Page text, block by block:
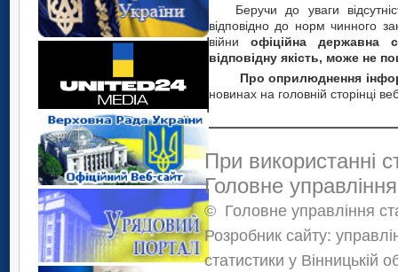
Беручи до уваги
відповідно до норм чинного
війни офіційна державна
відповідну якість, може не
Про оприлюднення
новинах на головній сторінці
При використанні
Головне
© Головне управління
Розробник сайту:
статистики у Вінницькій